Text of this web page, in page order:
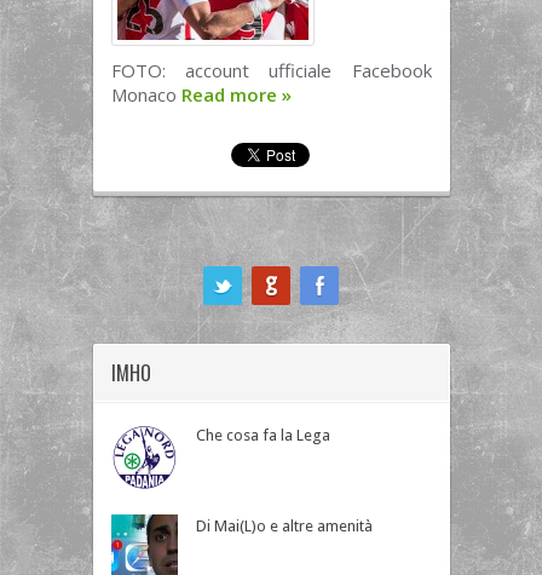
FOTO: account ufficiale Facebook
Monaco Read more »
IMHO
Che cosa fa la Lega
Di Mai(L)o e altre amenità